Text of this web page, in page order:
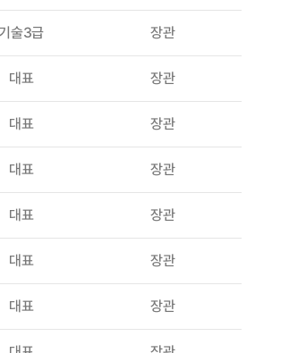
기술3급 장관
대표 장관
대표 장관
대표 장관
대표 장관
대표 장관
대표 장관